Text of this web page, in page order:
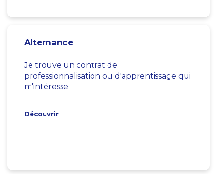
Alternance
Je trouve un contrat de
professionnalisation ou d'apprentissage qui
m'intéresse
Découvrir